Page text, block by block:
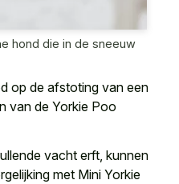
hond die in de sneeuw
op de afstoting van een
van de Yorkie Poo
vacht erft, kunnen
met Mini Yorkie